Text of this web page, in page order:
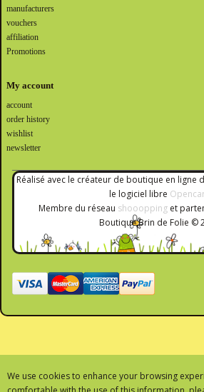
manufacturers
vouchers
affiliation
Promotions
My account
account
order history
wishlist
newsletter
Réalisé avec le créateur de boutique en ligne
le logiciel libre
Membre du réseau shooopping et
Boutique Brin de Folie ©
We use cookies to enhance your browsing